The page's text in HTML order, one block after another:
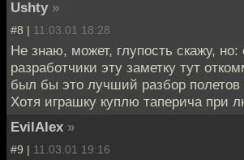
Ushty »
#8 | 11.03.01 18:28
Не знаю, может, глупость скажу,
разработчики эту заметку тут
был бы это лучший разбор
Хотя играшку куплю таперича при
EvilAlex »
#9 | 11.03.01 19:16